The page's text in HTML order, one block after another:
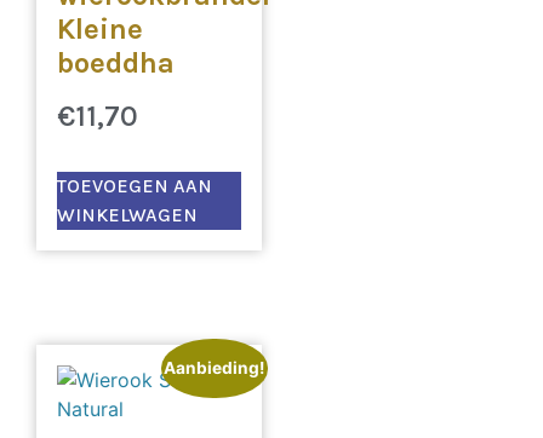
Kleine
boeddha
€11,70
TOEVOEGEN AAN
WINKELWAGEN
Aanbieding!